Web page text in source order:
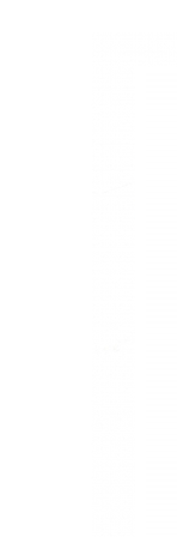
Судовая
Фильтры и